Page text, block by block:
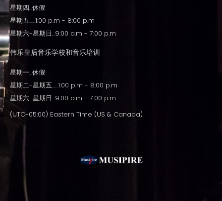
星期四...休假
星期五......1:00 p.m - 8:00 p.m
星期六-星期日...9:00 a.m - 7:00 p.m
伟乐皇后音乐学校和音乐培训
星期一...休假
星期二-星期五......1:00 p.m - 8:00 p.m
星期六-星期日...9:00 a.m - 7:00 p.m
(UTC-05:00) Eastern Time (US & Canada)